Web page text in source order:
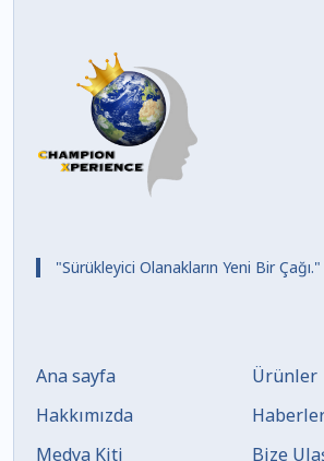
"Sürükleyici Olanakların Yeni Bir Çağı."
Ana sayfa
Hakkımızda
Medya Kiti
Ürünler
Bize